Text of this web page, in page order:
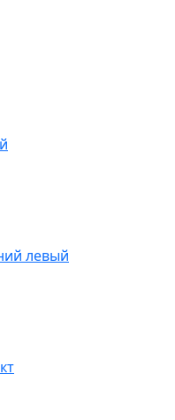
левый